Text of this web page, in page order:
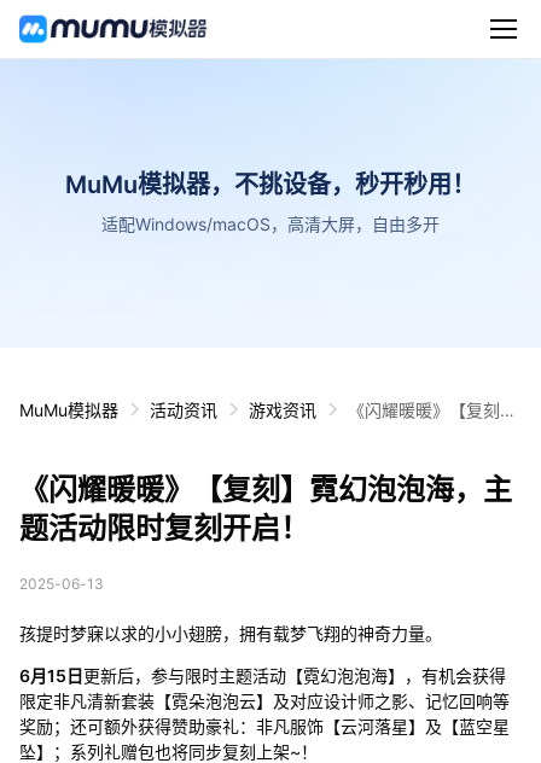
MuMu模拟器，不挑设备，秒开秒用！
适配Windows/macOS，高清大屏，自由多开
MuMu模拟器 活动资讯 游戏资讯
《闪耀暖暖》【复刻】
《闪耀暖暖》【复刻】霓幻泡泡海，主
题活动限时复刻开启！
2025-06-13
孩提时梦寐以求的小小翅膀，拥有载梦飞翔的神奇力量。
6月15日更新后，参与限时主题活动【霓幻泡泡海】，有机会获得
限定非凡清新套装【霓朵泡泡云】及对应设计师之影、记忆回响等
奖励；还可额外获得赞助豪礼：非凡服饰【云河落星】及【蓝空星
坠】；系列礼赠包也将同步复刻上架~！